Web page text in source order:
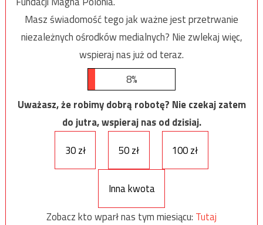
Masz świadomość tego jak ważne jest przetrwanie
niezależnych ośrodków medialnych? Nie zwlekaj więc,
wspieraj nas już od teraz.
8%
Uważasz, że robimy dobrą robotę? Nie czekaj zatem
do jutra, wspieraj nas od dzisiaj.
30 zł
50 zł 100 zł
Inna kwota
Zobacz kto wparł nas tym miesiącu: Tutaj